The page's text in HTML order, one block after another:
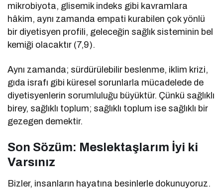
mikrobiyota, glisemik indeks gibi kavramlara
hâkim, aynı zamanda empati kurabilen çok yönlü
bir diyetisyen profili, geleceğin sağlık sisteminin bel
kemiği olacaktır (7,9).
Aynı zamanda; sürdürülebilir beslenme, iklim krizi,
gıda israfı gibi küresel sorunlarla mücadelede de
diyetisyenlerin sorumluluğu büyüktür. Çünkü sağlıklı
birey, sağlıklı toplum; sağlıklı toplum ise sağlıklı bir
gezegen demektir.
Son Sözüm: Meslektaşlarım İyi ki
Varsınız
Bizler, insanların hayatına besinlerle dokunuyoruz.